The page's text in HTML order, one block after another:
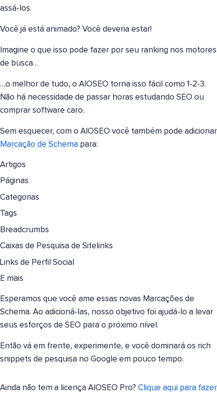
assá-los.
Você já está animado? Você deveria estar!
Imagine o que isso pode fazer por seu ranking nos motores
de busca…
…o melhor de tudo, o AIOSEO torna isso fácil como 1-2-3.
Não há necessidade de passar horas estudando SEO ou
comprar software caro.
Sem esquecer, com o AIOSEO você também pode adicionar
Marcação de Schema para:
Artigos
Páginas
Categorias
Tags
Breadcrumbs
Caixas de Pesquisa de Sitelinks
Links de Perfil Social
E mais
Esperamos que você ame essas novas Marcações de
Schema. Ao adicioná-las, nosso objetivo foi ajudá-lo a levar
seus esforços de SEO para o próximo nível.
Então vá em frente, experimente, e você dominará os rich
snippets de pesquisa no Google em pouco tempo.
Ainda não tem a licença AIOSEO Pro? Clique aqui para fazer